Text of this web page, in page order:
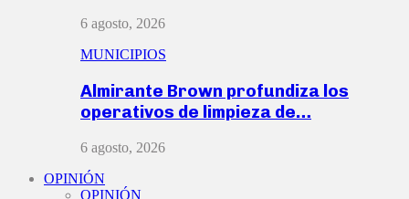
6 agosto, 2026
MUNICIPIOS
Almirante Brown profundiza los
operativos de limpieza de…
6 agosto, 2026
OPINIÓN
OPINIÓN